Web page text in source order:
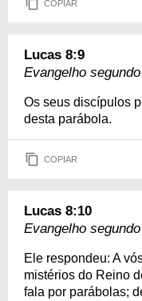
COPIAR
Lucas 8:9
Evangelho
Os seus discípulos
desta parábola.
COPIAR
Lucas 8:10
Evangelho
Ele respondeu: A
mistérios do Reino
fala por parábolas;